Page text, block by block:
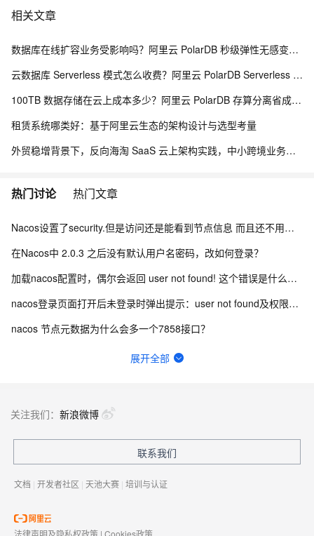
相关文章
数据库在线扩容业务受影响吗？阿里云 PolarDB 秒级弹性无感变配解析
云数据库 Serverless 模式怎么收费？阿里云 PolarDB Serverless 按需计费解析
100TB 数据存储在云上成本多少？阿里云 PolarDB 存算分离省成本解析
租赁系统哪类好：基于阿里云生态的架构设计与选型考量
外贸稳增背景下，反向海淘 SaaS 云上架构实践，中小跨境业务如何低成本扛住流量脉冲
热门讨论 热门文章
Nacos设置了security.但是访问还是能看到节点信息 而且还不用验证身份怎么办？
在Nacos中 2.0.3 之后没有默认用户名密码，改如何登录？
加载nacos配置时，偶尔会返回 user not found! 这个错误是什么引起的？
nacos登录页面打开后未登录时弹出提示：user not found及权限认证失败怎么办？
nacos 节点元数据为什么会多一个7858接口？
nacos2.4如何使用pg数据库初始化sql？
nacos连接超时原因有哪些？
nacos的docker镜像去哪里下？
展开全部
关注我们： 新浪微博
联系我们
文档 | 开发者社区 | 天池大赛 | 培训与认证
法律声明及隐私权政策 | Cookies政策